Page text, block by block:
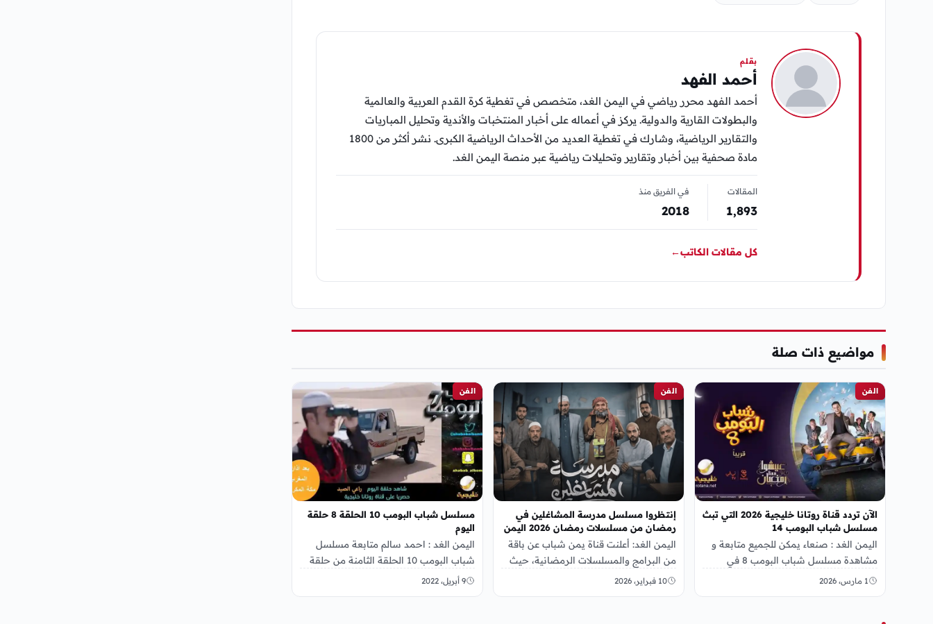
بقلم
أحمد الفهد
أحمد الفهد محرر رياضي في اليمن الغد، متخصص في تغطية كرة القدم العربية والعالمية
والبطولات القارية والدولية. يركز في أعماله على أخبار المنتخبات والأندية وتحليل المباريات
والتقارير الرياضية، وشارك في تغطية العديد من الأحداث الرياضية الكبرى. نشر أكثر من 1800
مادة صحفية بين أخبار وتقارير وتحليلات رياضية عبر منصة اليمن الغد.
المقالات
1٬893
في الفريق منذ
2018
كل مقالات الكاتب←
مواضيع ذات صلة
الفن
الآن تردد قناة روتانا خليجية 2026 التي تبث
مسلسل شباب البومب 14
اليمن الغد : صنعاء يمكن للجميع متابعة و
مشاهدة مسلسل شباب البومب 8 في
الموسم الجديد وذلك عن طريق مشاهدة…
1 مارس، 2026
الفن
إنتظروا مسلسل مدرسة المشاغلين في
رمضان من مسلسلات رمضان 2026 اليمن
اليمن الغد: أعلنت قناة يمن شباب عن باقة
من البرامج والمسلسلات الرمضانية، حيث
أعلن عن مسلسل كوميدي يحمل إسم
10 فبراير، 2026
الفن
مسلسل شباب البومب 10 الحلقة 8 حلقة
اليوم
اليمن الغد : احمد سالم متابعة مسلسل
شباب البومب 10 الحلقة الثامنة من حلقة
اليوم السبت 9 ابريل 2022 ,…
9 أبريل، 2022